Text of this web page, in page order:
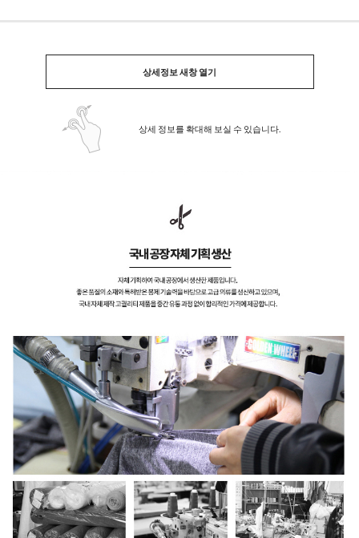
상세정보 새창 열기
상세 정보를 확대해 보실 수 있습니다.